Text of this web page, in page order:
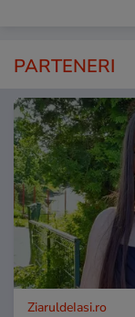
PARTENERI
ZiaruldeIasi.ro